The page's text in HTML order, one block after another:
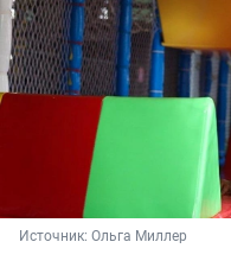
Источник: Ольга Миллер